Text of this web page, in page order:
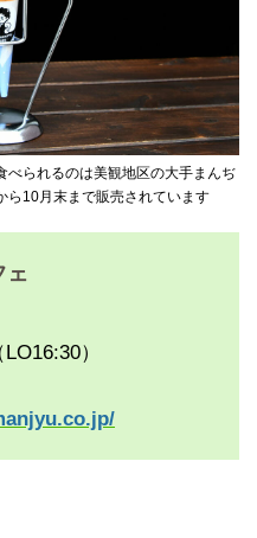
べられるのは美観地区の大手まんぢ
ら10月末まで販売されています
ェ
）